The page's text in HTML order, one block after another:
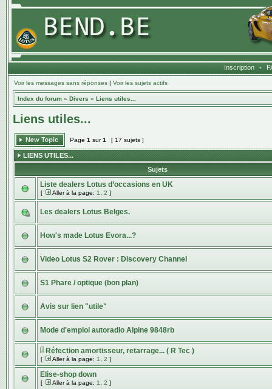
Inscription •
Voir les messages sans réponses | Voir les sujets actifs
Index du forum » Divers » Liens utiles...
Liens utiles...
Page 1 sur1 [ 17 sujets ]
LIENS UTILES...
Sujets
Liste dealers Lotus d’occasions en UK
[ Aller à la page: 1 2 ]
Les dealers Lotus Belges.
How's made Lotus Evora...?
Video Lotus S2 Rover : Discovery Channel
S1 Phare / optique (bon plan)
Avis sur lien "utile"
Mode d'emploi autoradio Alpine 9848rb
Réfection amortisseur, retarrage... ( R Tec )
[ Aller à la page: 1 2 ]
Elise-shop down
[ Aller à la page: 1 2 ]